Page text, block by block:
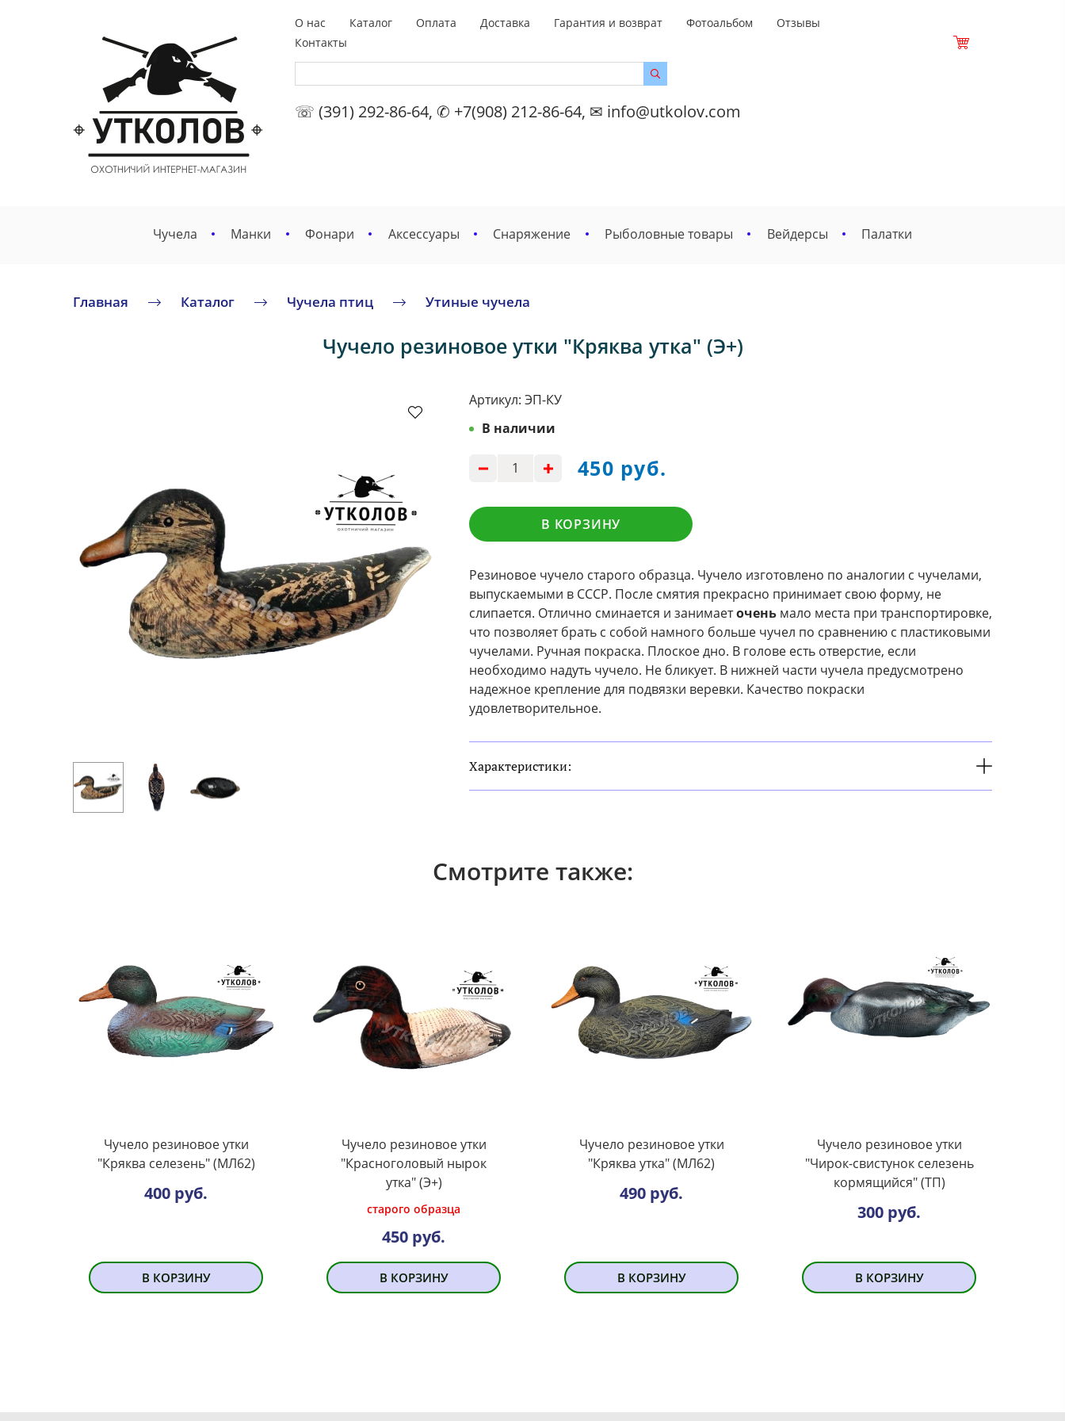
О нас Каталог Оплата Доставка Гарантия и возврат Фотоальбом
Отзывы
Контакты
☏ (391) 292-86-64, ✆ +7(908) 212-86-64, ✉ info@utkolov.com
Чучела Манки Фонари Аксессуары Снаряжение Рыболовные товары Вейдерсы Палатки
Главная Каталог Чучела птиц Утиные чучела
Чучело резиновое утки "Кряква утка" (Э+)
Артикул: ЭП-КУ
В наличии
450 руб.
В КОРЗИНУ
Резиновое чучело старого образца. Чучело изготовлено по аналогии с чучелами,
выпускаемыми в СССР. После смятия прекрасно принимает свою форму, не
слипается. Отлично сминается и занимаеточень мало места при транспортировке,
что позволяет брать с собой намного больше чучел по сравнению с пластиковыми
чучелами. Ручная покраска. Плоское дно. В голове есть отверстие, если
необходимо надуть чучело. Не бликует. В нижней части чучела предусмотрено
надежное крепление для подвязки веревки. Качество покраски
удовлетворительное.
Характеристики:
Смотрите также:
Чучело резиновое утки
"Кряква селезень" (МЛ62)
400 руб.
В КОРЗИНУ
Чучело резиновое утки
"Красноголовый нырок
утка" (Э+)
старого образца
450 руб.
В КОРЗИНУ
Чучело резиновое утки
"Кряква утка" (МЛ62)
490 руб.
В КОРЗИНУ
Чучело резиновое утки
"Чирок-свистунок селезень
кормящийся" (ТП)
300 руб.
В КОРЗИНУ